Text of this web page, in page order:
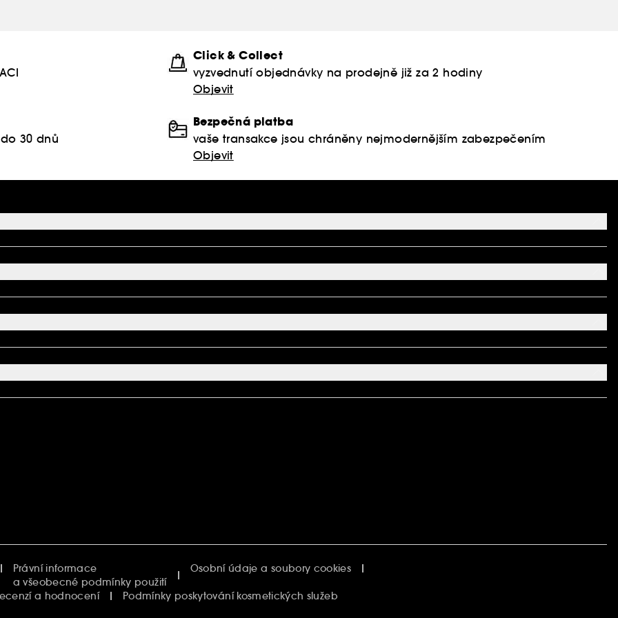
Click & Collect
vyzvednutí objednávky na prodejně již za 2 hodiny
Objevit
30 dnů
Bezpečná platba
vaše transakce jsou chráněny nejmodernějším zabezpečením
Objevit
Právní informace
a všeobecné podmínky použití
Osobní údaje a soubory cookies
a hodnocení Podmínky poskytování kosmetických služeb